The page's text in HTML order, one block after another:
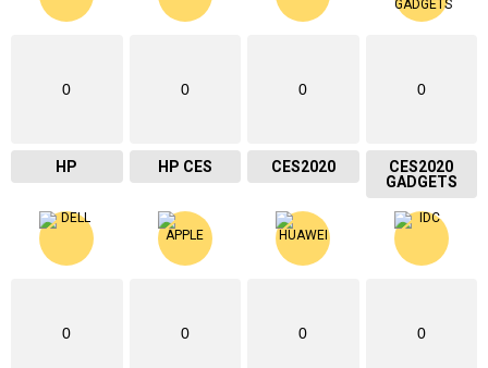
0
HP
0
HP CES
0
CES2020
0
CES2020
GADGETS
0 0 0 0